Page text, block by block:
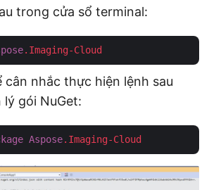
trong cửa sổ terminal:
.Imaging-Cloud
cân nhắc thực hiện lệnh sau
gói NuGet:
Aspose.Imaging-Cloud